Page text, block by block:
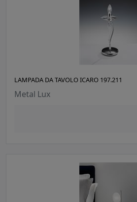
LAMPADA DA TAVOLO ICARO 197.211
Metal Lux